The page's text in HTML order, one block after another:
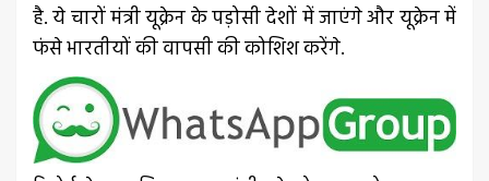
है. ये चारों मंत्री यूक्रेन के पड़ोसी देशों में जाएंगे और यूक्रेन में
फंसे भारतीयों की वापसी की कोशिश करेंगे.